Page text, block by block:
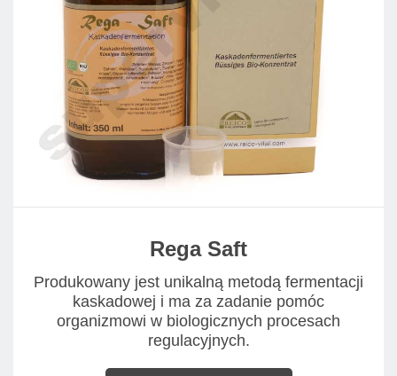
Rega Saft
Produkowany jest unikalną metodą fermentacji
kaskadowej i ma za zadanie pomóc
organizmowi w biologicznych procesach
regulacyjnych.